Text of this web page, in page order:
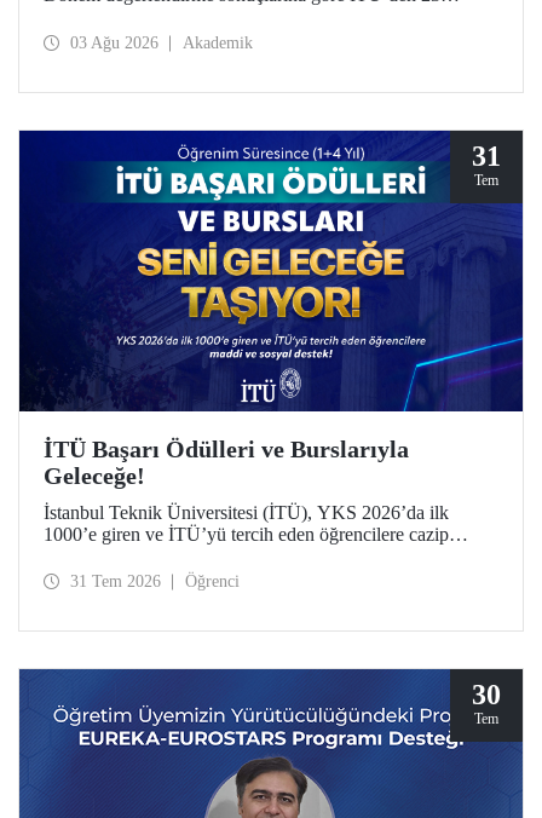
03 Ağu 2026 Akademik
31
Tem
İTÜ Başarı Ödülleri ve Burslarıyla
Geleceğe!
İstanbul Teknik Üniversitesi (İTÜ), YKS 2026’da ilk
1000’e giren ve İTÜ’yü tercih eden öğrencilere cazip
31 Tem 2026 Öğrenci
30
Tem